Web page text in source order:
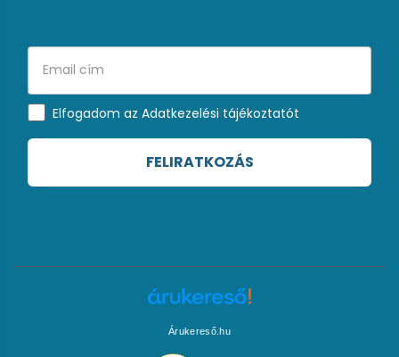
Elfogadom az Adatkezelési tájékoztatót
FELIRATKOZÁS
Árukereső.hu